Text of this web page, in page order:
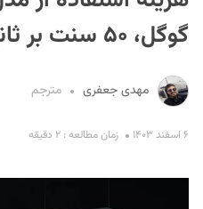
گوگل، ۵۰ سنت بر ثانیه است
مهدی جعفری مترجم
۶ اسفند ۱۴۰۳ زمان مطالعه : ۲ دقیقه